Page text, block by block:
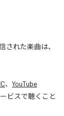
された楽曲は、
、 YouTube
ビスで聴くこと